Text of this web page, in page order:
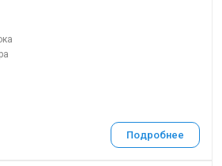
Подробнее